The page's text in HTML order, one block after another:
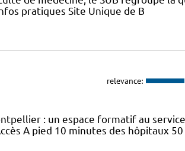
pratiques Site Unique de B
relevance:
: un espace formatif au
A pied 10 minutes des hôpitaux 50